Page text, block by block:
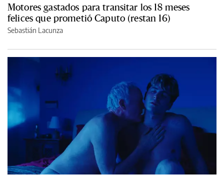
Motores gastados para transitar los 18 meses
felices que prometió Caputo (restan 16)
Sebastián Lacunza